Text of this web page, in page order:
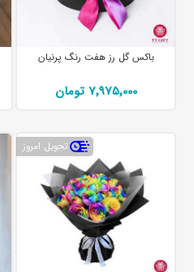
باکس گل رز هفت رنگ پرنیان
7٬975٬000 تومان
تحویل امروز